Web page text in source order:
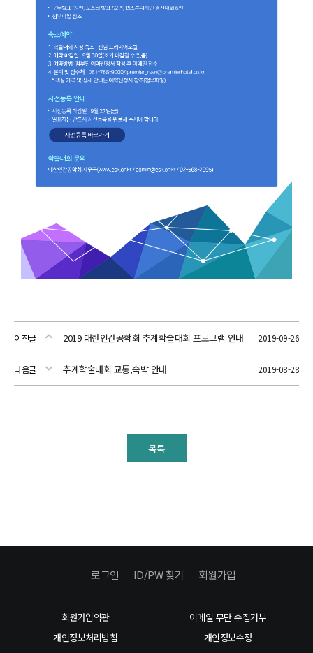
이전글 2019 대한인간공학회 추계학술대회 프로그램 안내 2019-09-26
다음글 추계학술대회 교통,숙박 안내 2019-08-28
목록
회원가입약관
이메일 무단 수집거부
개인정보처리방침
개인정보수정
로그인 ID/PW 찾기 회원가입